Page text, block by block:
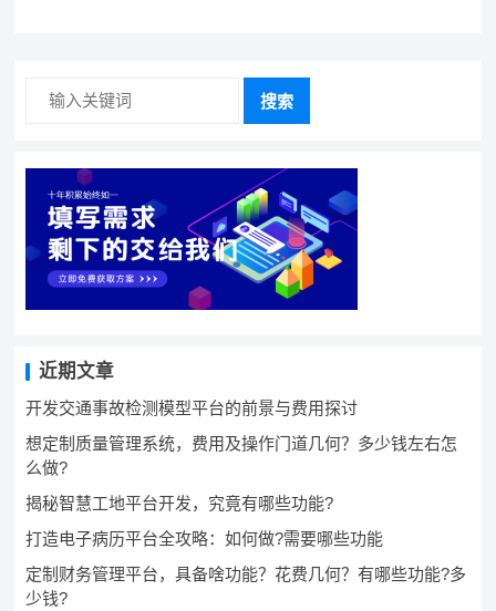
搜索
近期文章
开发交通事故检测模型平台的前景与费用探讨
想定制质量管理系统，费用及操作门道几何？多少钱左右怎
么做?
揭秘智慧工地平台开发，究竟有哪些功能?
打造电子病历平台全攻略：如何做?需要哪些功能
定制财务管理平台，具备啥功能？花费几何？有哪些功能?多
少钱?